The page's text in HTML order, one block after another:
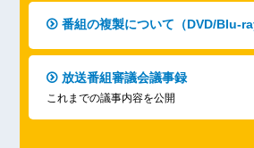
番組の複製について（DVD/Blu-
放送番組審議会議事録
これまでの議事内容を公開